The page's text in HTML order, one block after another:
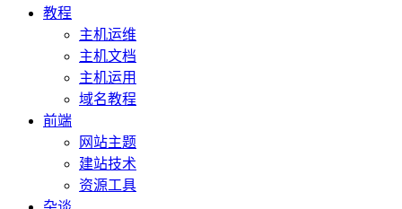
教程
主机运维
主机文档
主机运用
域名教程
前端
网站主题
建站技术
资源工具